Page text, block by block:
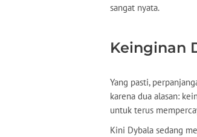
sangat nyata.
Keinginan
Yang pasti,
karena dua alasan:
untuk terus
Kini Dybala sedang